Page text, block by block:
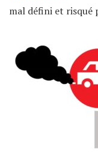
mal défini et risqué